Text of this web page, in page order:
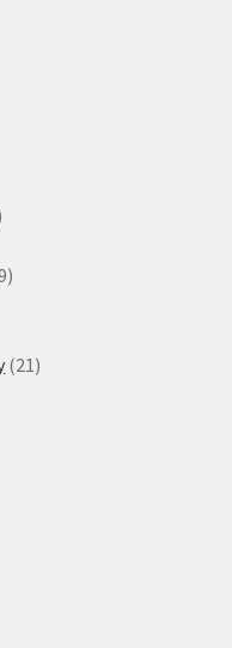
9
21 21